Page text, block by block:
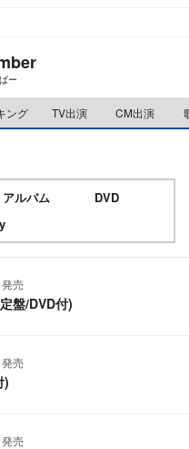
ー
ング TV出演 CM出演
アルバム
DVD
売
盤/DVD付)
売
)
売